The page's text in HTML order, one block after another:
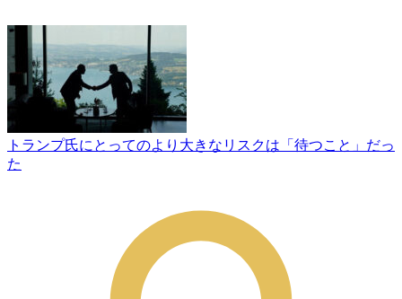
トランプ氏にとってのより大きなリスクは「待つこと」だっ
た